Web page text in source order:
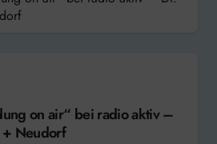
on air“ bei radio aktiv –
+ Neudorf